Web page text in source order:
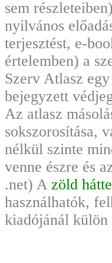
sem
nyilvános
terjesztést, e-
értelemben) a
Szerv Atlasz
bejegyzett
Az atlasz
sokszorosítása,
nélkül szinte
venne észre és
.net) A zöld
használhatók,
kiadójánál